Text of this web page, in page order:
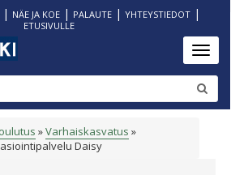
| NÄE JA KOE| PALAUTE| YHTEYSTIEDOT|
ETUSIVULLE
Varhaiskasvatus
Daisy